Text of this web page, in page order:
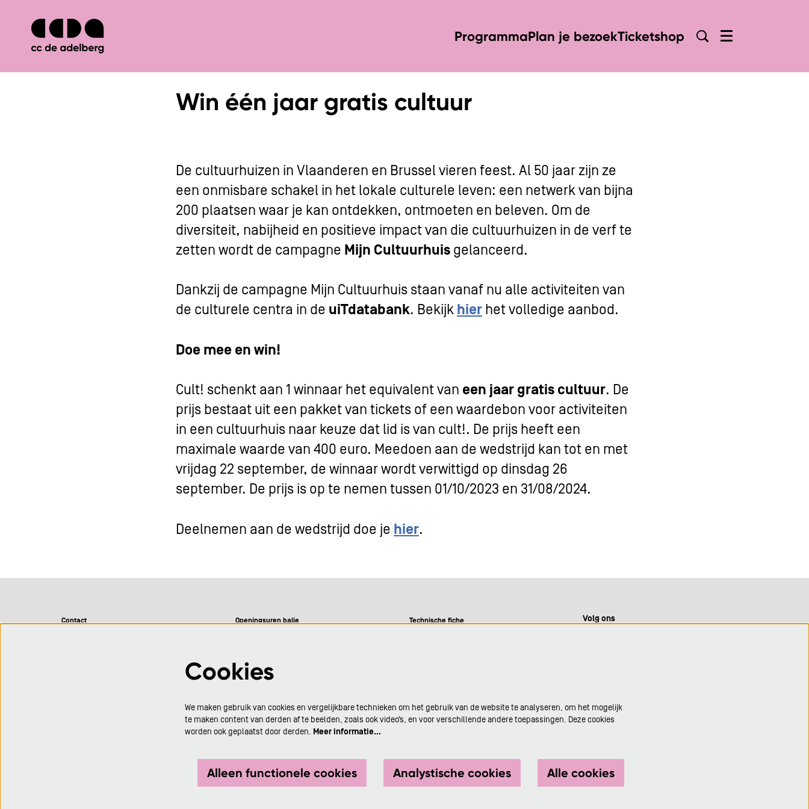
ProgrammaPlan je bezoekTicketshop Menu
Win één jaar gratis cultuur
De cultuurhuizen in Vlaanderen en Brussel vieren feest. Al 50 jaar zijn ze
een onmisbare schakel in het lokale culturele leven: een netwerk van bijna
200 plaatsen waar je kan ontdekken, ontmoeten en beleven. Om de
diversiteit, nabijheid en positieve impact van die cultuurhuizen in de verf te
zetten wordt de campagne Mijn Cultuurhuis gelanceerd.
Dankzij de campagne Mijn Cultuurhuis staan vanaf nu alle activiteiten van
de culturele centra in de uiTdatabank. Bekijk hier het volledige aanbod.
Doe mee en win!
Cult! schenkt aan 1 winnaar het equivalent van een jaar gratis cultuur. De
prijs bestaat uit een pakket van tickets of een waardebon voor activiteiten
in een cultuurhuis naar keuze dat lid is van cult!. De prijs heeft een
maximale waarde van 400 euro. Meedoen aan de wedstrijd kan tot en met
vrijdag 22 september, de winnaar wordt verwittigd op dinsdag 26
september. De prijs is op te nemen tussen 01/10/2023 en 31/08/2024.
Deelnemen aan de wedstrijd doe je hier.
Contact
Openingsuren balie
Woensdag 09-12u
Donderdag 09-12u en 13-16u
Eén uur voor aanvang van elke
voorstelling in De Adelberg.
Technische fiche
Cultuurbar
Volg ons
Deze site wordt beschermd door reCAPTCHA, dataverwerking gebeurt in
Cookies
We maken gebruik van cookies en vergelijkbare technieken om het gebruik van de website te analyseren, om het mogelijk
te maken content van derden af te beelden, zoals ook video’s, en voor verschillende andere toepassingen. Deze cookies
worden ook geplaatst door derden. Meer informatie…
Alleen functionele cookies Analystische cookies Alle cookies